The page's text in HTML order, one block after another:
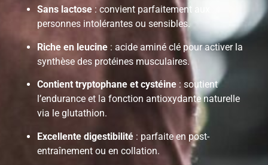
Sans lactose: convient parfaitement aux
personnes intolérantes ou sensibles.
Riche en leucine : acide aminé clé pour activer la
synthèse des protéines musculaires.
Contient tryptophane et cystéine : soutient
l’endurance et la fonction antioxydante naturelle
via le glutathion.
Excellente digestibilité : parfaite en post-
entraînement ou en collation.